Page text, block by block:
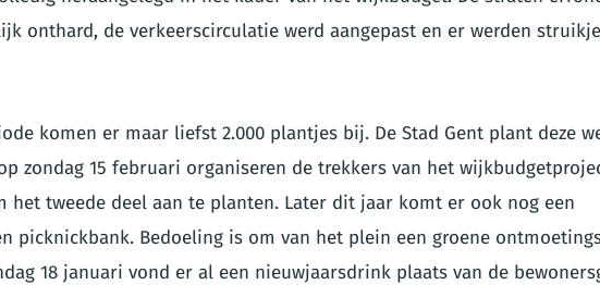
onthard, de verkeerscirculatie werd aangepast en er werden
komen er maar liefst 2.000 plantjes bij. De Stad Gent plant deze
zondag 15 februari organiseren de trekkers van het
het tweede deel aan te planten. Later dit jaar komt er ook nog een
picknickbank. Bedoeling is om van het plein een groene
18 januari vond er al een nieuwjaarsdrink plaats van de